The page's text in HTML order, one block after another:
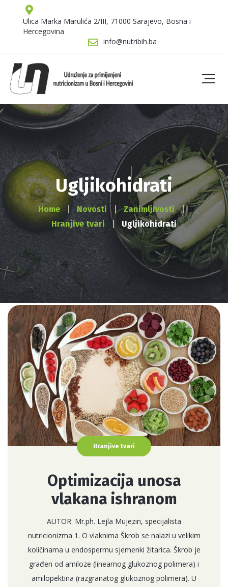
Ulica Marka Marulića 2/III, 71000 Sarajevo, Bosna i
Hercegovina
info@nutribih.ba
Ugljikohidrati
Home Novosti
Zanimljivosti
Hranjive tvari
Ugljikohidrati
Hranjive tvari
Optimizacija unosa
vlakana ishranom
AUTOR: Mr.ph. Lejla Mujezin, specijalista
nutricionizma 1. O vlaknima Škrob se nalazi u velikim
količinama u endospermu sjemenki žitarica. Škrob je
građen od amiloze (linearnog glukoznog polimera) i
amilopektina (razgranatog glukoznog polimera). U